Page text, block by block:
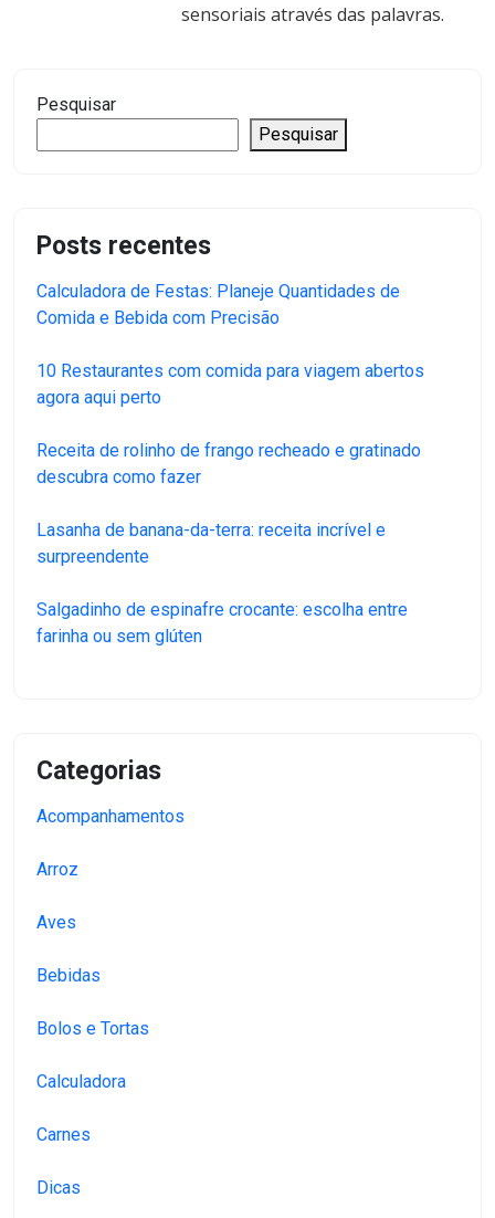
sensoriais através das palavras.
Pesquisar
Pesquisar
Posts recentes
Calculadora de Festas: Planeje Quantidades de
Comida e Bebida com Precisão
10 Restaurantes com comida para viagem abertos
agora aqui perto
Receita de rolinho de frango recheado e gratinado
descubra como fazer
Lasanha de banana-da-terra: receita incrível e
surpreendente
Salgadinho de espinafre crocante: escolha entre
farinha ou sem glúten
Categorias
Acompanhamentos
Arroz
Aves
Bebidas
Bolos e Tortas
Calculadora
Carnes
Dicas